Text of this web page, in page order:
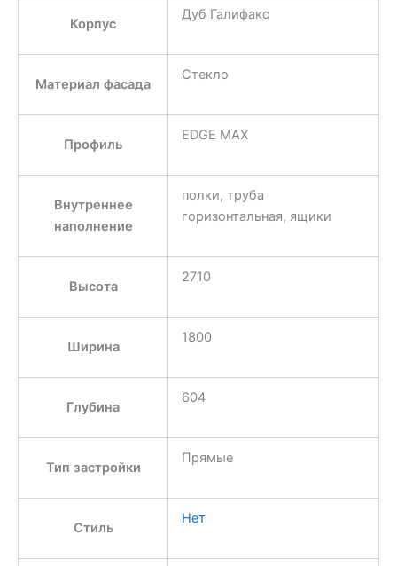
Корпус
Дуб Галифакс
Материал фасада
Стекло
Профиль
EDGE MAX
Внутреннее
наполнение
полки, труба
горизонтальная, ящики
Высота
2710
Ширина
1800
Глубина
604
Тип застройки
Прямые
Стиль
Нет